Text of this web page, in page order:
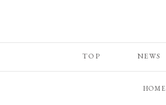
TOP NEWS
HOME